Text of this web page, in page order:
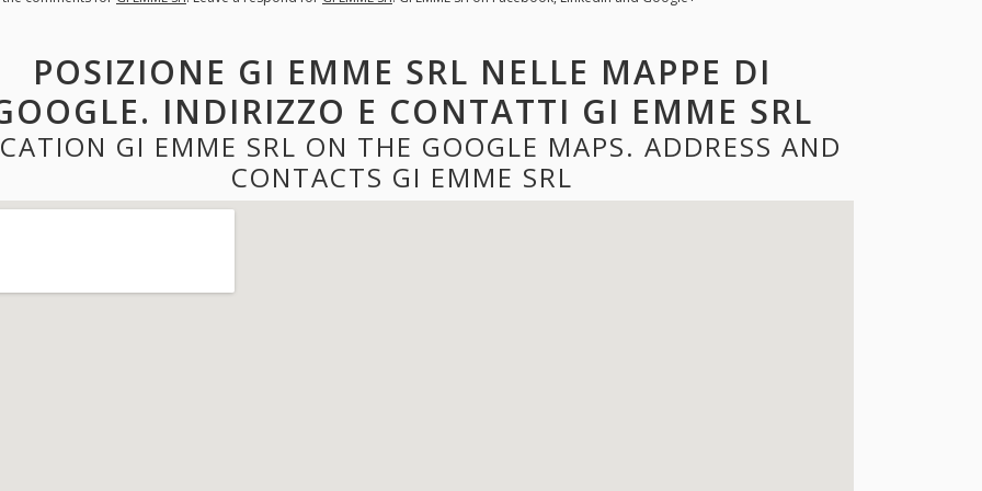
POSIZIONE GI EMME SRL NELLE MAPPE DI
INDIRIZZO E CONTATTI GI EMME SRL
GI EMME SRL ON THE GOOGLE MAPS. ADDRESS AND
CONTACTS GI EMME SRL